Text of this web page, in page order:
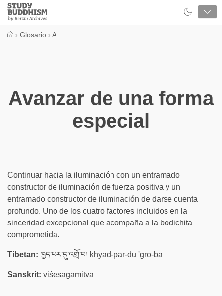
Close
Study
Buddhism
› Glosario › A
Avanzar de una forma
especial
Continuar hacia la iluminación con un entramado
constructor de iluminación de fuerza positiva y un
entramado constructor de iluminación de darse cuenta
profundo. Uno de los cuatro factores incluidos en la
sinceridad excepcional que acompaña a la bodichita
comprometida.
Tibetan: ཁྱད་པར་དུ་འགྲོ་བ། khyad-par-du 'gro-ba
Sanskrit: viśeṣagāmitva